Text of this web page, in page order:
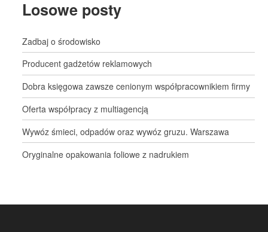
Losowe posty
Zadbaj o środowisko
Producent gadżetów reklamowych
Dobra księgowa zawsze cenionym współpracownikiem firmy
Oferta współpracy z multiagencją
Wywóz śmieci, odpadów oraz wywóz gruzu. Warszawa
Oryginalne opakowania foliowe z nadrukiem